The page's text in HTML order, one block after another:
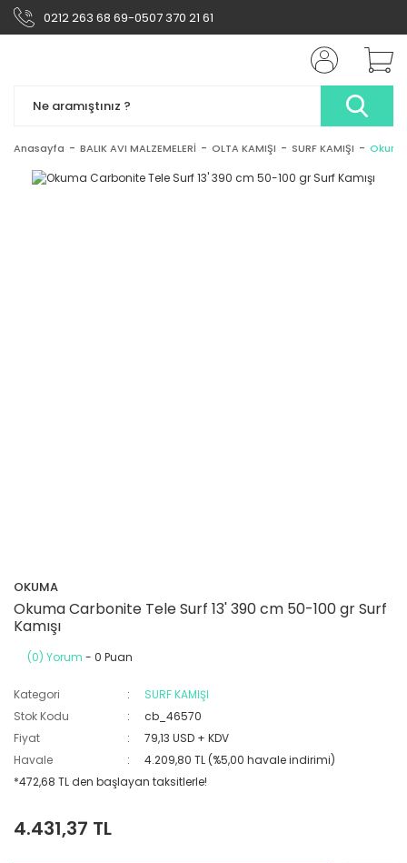
0212 263 68 69-0507 370 21 61
Anasayfa BALIK AVI MALZEMELERİ OLTA KAMIŞI SURF KAMIŞI
OKUMA
Okuma Carbonite Tele Surf 13' 390 cm 50-100 gr Surf
Kamışı
(0) Yorum - 0 Puan
Kategori
SURF KAMIŞI
Stok Kodu
cb_46570
Fiyat
79,13 USD + KDV
Havale
4.209,80 TL (%5,00 havale indirimi)
*472,68 TL den başlayan taksitlerle!
4.431,37 TL